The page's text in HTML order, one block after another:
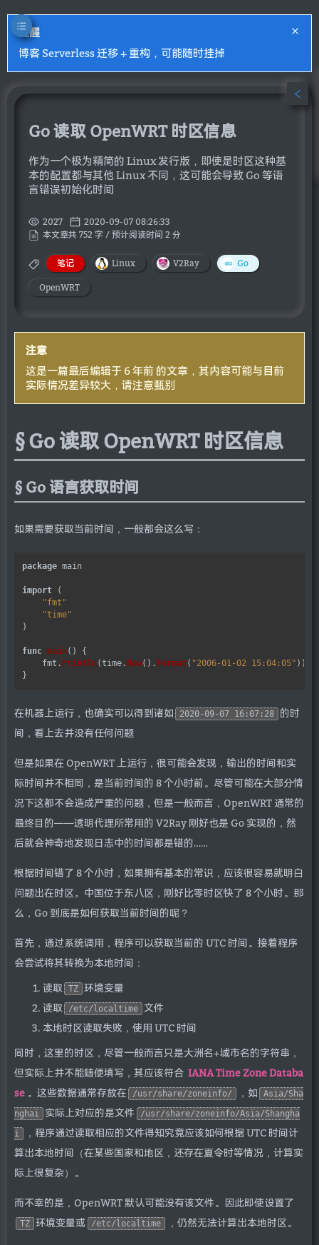
提醒
博客 Serverless 迁移 + 重构，可能随时挂掉
Go 读取 OpenWRT 时区信息
作为一个极为精简的 Linux 发行版，即使是时区这种基
本的配置都与其他 Linux 不同，这可能会导致 Go 等语
言错误初始化时间
2027
2020-09-07 08:26:33
本文章共 752 字 / 预计阅读时间 2 分
笔记 Linux V2Ray Go
OpenWRT
注意
这是一篇最后编辑于 6 年前 的文章，其内容可能与目前
实际情况差异较大，请注意甄别
Go 读取 OpenWRT 时区信息
Go 语言获取时间
如果需要获取当前时间，一般都会这么写：
package main
import (
"fmt"
"time"
)
func main() {
    fmt.
Println(time. Now(). Format( "2006-01-02 15:04:05" ))
在机器上运行，也确实可以得到诸如 2020-09-07 16:07:28
的时
间，看上去并没有任何问题
但是如果在 OpenWRT 上运行，很可能会发现，输出的时间和实
际时间并不相同，是当前时间的 8 个小时前。尽管可能在大部分情
况下这都不会造成严重的问题，但是一般而言，OpenWRT 通常的
最终目的——透明代理所常用的 V2Ray 刚好也是 Go 实现的，然
后就会神奇地发现日志中的时间都是错的……
根据时间错了 8 个小时，如果拥有基本的常识，应该很容易就明白
问题出在时区。中国位于东八区，刚好比零时区快了 8 个小时。那
么，Go 到底是如何获取当前时间的呢？
首先，通过系统调用，程序可以获取当前的 UTC 时间。接着程序
会尝试将其转换为本地时间：
读取 TZ 环境变量
读取
/etc/localtime
文件
本地时区读取失败，使用 UTC 时间
同时，这里的时区，尽管一般而言只是大洲名+城市名的字符串，
但实际上并不能随便填写，其应该符合 IANA Time Zone Databa
se 。这些数据通常存放在 /usr/share/zoneinfo/ ，如
Asia/Sha
nghai 实际上对应的是文件
/usr/share/zoneinfo/Asia/Shangha
i
，程序通过读取相应的文件得知究竟应该如何根据 UTC 时间计
算出本地时间（在某些国家和地区，还存在夏令时等情况，计算实
际上很复杂）。
而不幸的是，OpenWRT 默认可能没有该文件。因此即使设置了
TZ 环境变量或 /etc/localtime ，仍然无法计算出本地时区。